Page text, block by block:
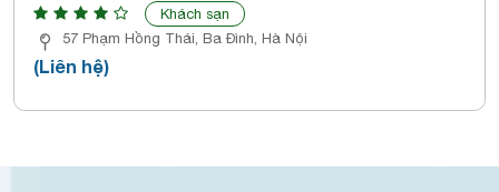
Khách sạn
57 Phạm Hồng Thái, Ba Đình, Hà Nội
(Liên hệ)